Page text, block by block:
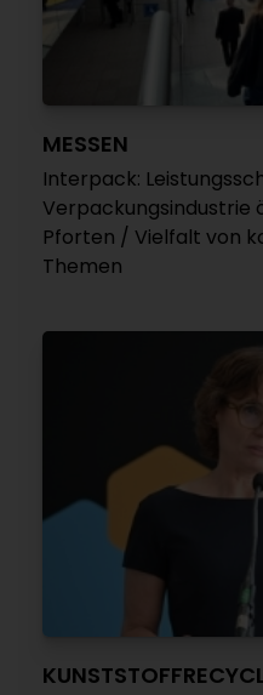
MESSEN
Interpack:
Verpackungsindustrie
Pforten / Vielfalt von
Themen